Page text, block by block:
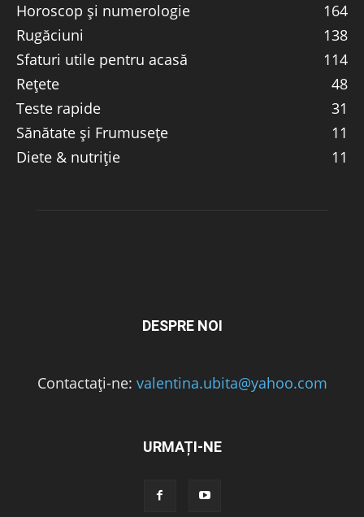
Horoscop și numerologie
164
Rugăciuni
138
Sfaturi utile pentru acasă
114
Rețete
48
Teste rapide
31
Sănătate și Frumusețe
11
Diete & nutriție
11
DESPRE NOI
Contactați-ne: valentina.ubita@yahoo.com
URMAȚI-NE